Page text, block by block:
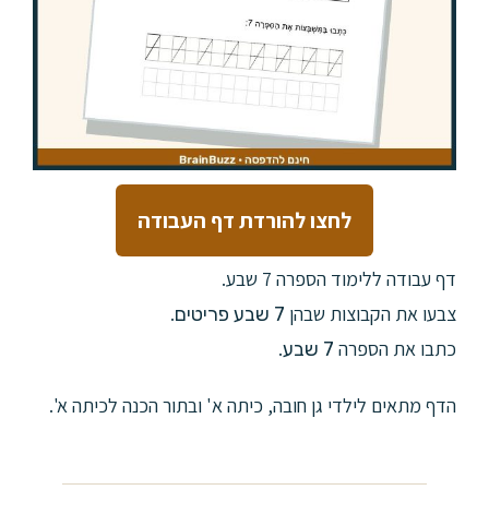
לחצו להורדת דף העבודה
דף עבודה ללימוד הספרה 7 שבע.
צבעו את הקבוצות שבהן 7 שבע פריטים
.
כתבו את הספרה 7 שבע .
הדף מתאים לילדי גן חובה, כיתה א' ובתור הכנה לכיתה א'.